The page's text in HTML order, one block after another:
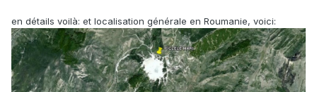
en détails voilà: et localisation générale en Roumanie, voici: